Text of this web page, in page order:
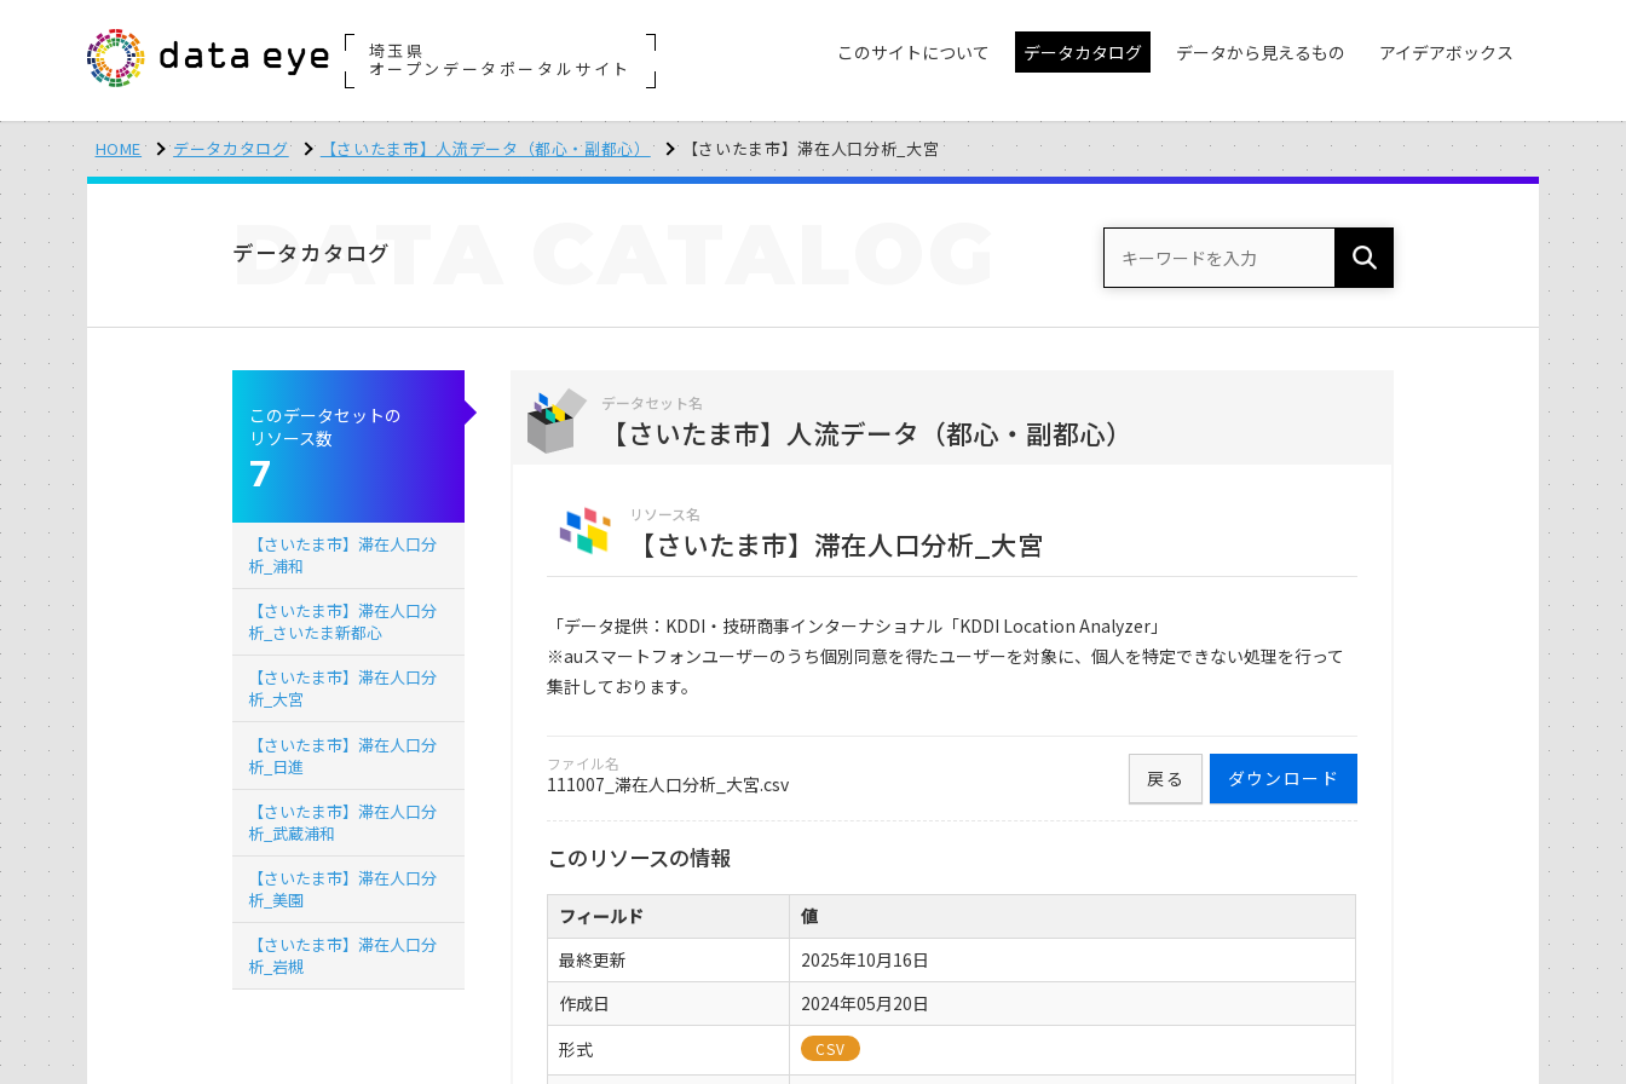
埼玉県
オープンデータポータルサイト
このサイトについて データカタログ データから見えるもの アイデアボックス
HOME データカタログ 【さいたま市】人流データ（都心・副都心） 【さいたま市】滞在人口分析_大宮
データカタログ
DATA
データセット名
【さいたま市】人流データ（都心・副都心）
リソース名
【さいたま市】滞在人口分析_大宮
「データ提供：KDDI・技研商事インターナショナル「KDDI Location Analyzer」
※auスマートフォンユーザーのうち個別同意を得たユーザーを対象に、個人を特定できない処理を行って
集計しております。
ファイル名
111007_滞在人口分析_大宮.csv ダウンロード
戻る
このリソースの情報
フィールド
値
最終更新
2025年10月16日
作成日
2024年05月20日
形式
CSV
このデータセットの
リソース数
7
【さいたま市】滞在人口分
析_浦和
【さいたま市】滞在人口分
析_さいたま新都心
【さいたま市】滞在人口分
析_大宮
【さいたま市】滞在人口分
析_日進
【さいたま市】滞在人口分
析_武蔵浦和
【さいたま市】滞在人口分
析_美園
【さいたま市】滞在人口分
析_岩槻